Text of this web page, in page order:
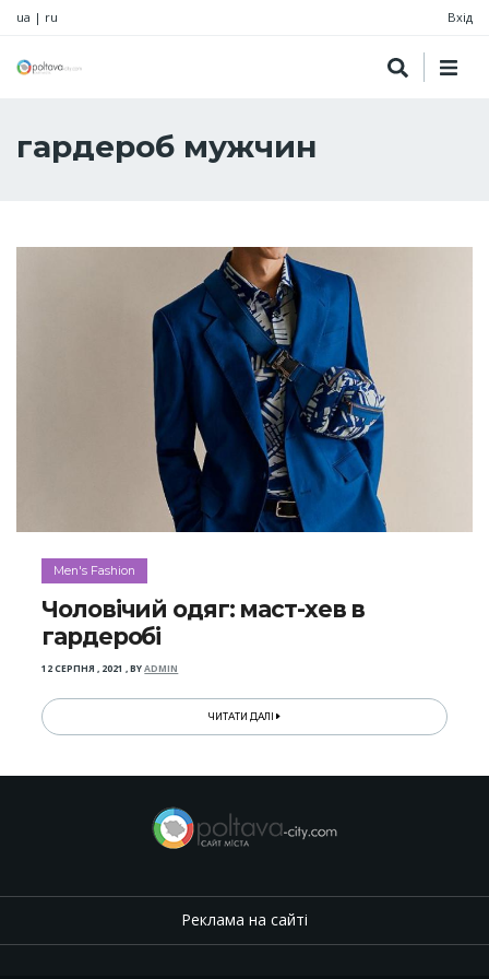
ua | ru Вхід
гардероб мужчин
Men's Fashion
Чоловічий одяг: маст-хев в
гардеробі
12 СЕРПНЯ , 2021 ,BYADMIN
ЧИТАТИ ДАЛІ
Реклама на сайті